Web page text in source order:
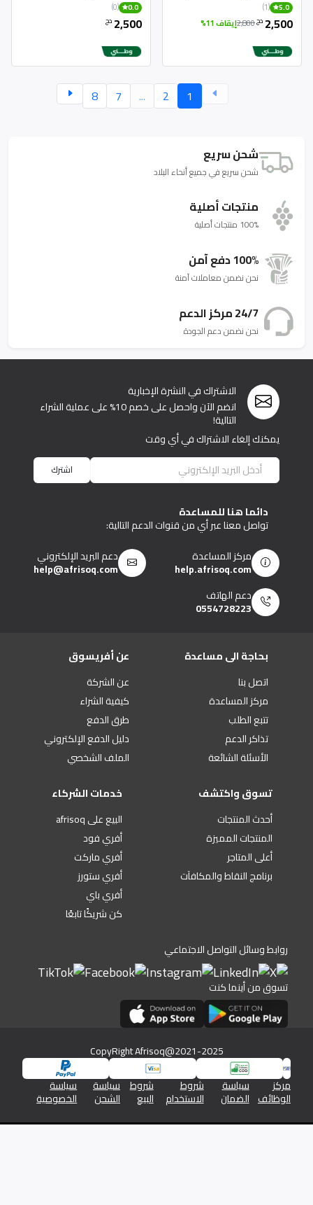
5.0
(1)
2,500 دج2,800إيقاف 11%
Parfum Pour Femme 100 ml
0.0
(0)
2,500 دج
1
2
...
7
8
شحن سريع
شحن سريع في جميع أنحاء البلاد
منتجات أصلية
100% منتجات أصلية
100% دفع آمن
نحن نضمن معاملات آمنة
24/7 مركز الدعم
نحن نضمن دعم الجودة
الاشتراك في النشرة الإخبارية
انضم الآن واحصل على خصم 10% على عملية الشراء
التالية!
يمكنك إلغاء الاشتراك في أي وقت
اشترك
دائما هنا للمساعدة
تواصل معنا عبر أي من قنوات الدعم التالية:
مركز المساعدة
help.afrisoq.com
دعم البريد الإلكتروني
help@afrisoq.com
دعم الهاتف
0554728223
بحاجة الى مساعدة
اتصل بنا
مركز المساعدة
تتبع الطلب
تذاكر الدعم
الأسئلة الشائعة
عن أفريسوق
عن الشركة
كيفية الشراء
طرق الدفع
دليل الدفع الإلكتروني
الملف الشخصي
تسوق واكتشف
أحدث المنتجات
المنتجات المميزة
أعلى المتاجر
برنامج النقاط والمكافآت
خدمات الشركاء
البيع على afrisoq
أفري فود
أفري ماركت
أفري ستورز
أفري باي
كن شريكًا تابعًا
روابط وسائل التواصل الاجتماعي
تسوق من أينما كنت
CopyRight Afrisoq@2021-2025
مركز
الوظائف
سياسة
الضمان
شروط
الاستخدام
شروط
البيع
سياسة
الشحن
سياسة
الخصوصية